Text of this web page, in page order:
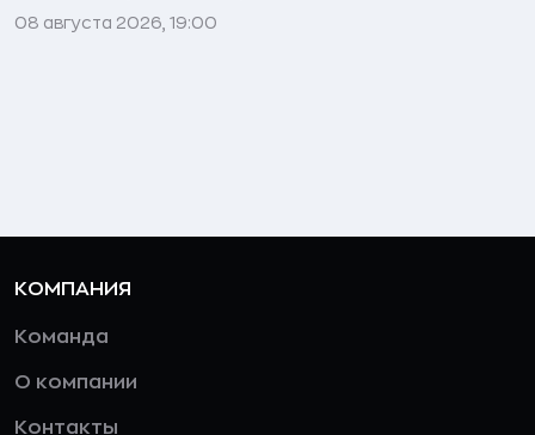
08 августа 2026, 19:00
КОМПАНИЯ
Команда
О компании
Контакты